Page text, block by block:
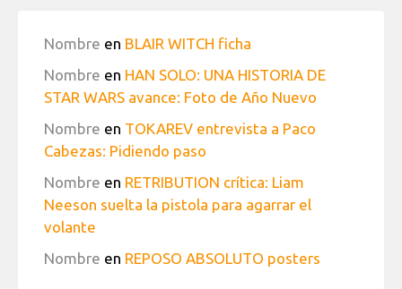
Nombre en BLAIR WITCH ficha
Nombre en HAN SOLO: UNA HISTORIA DE
STAR WARS avance: Foto de Año Nuevo
Nombre en TOKAREV entrevista a Paco
Cabezas: Pidiendo paso
Nombre en RETRIBUTION crítica: Liam
Neeson suelta la pistola para agarrar el
volante
Nombre en REPOSO ABSOLUTO posters